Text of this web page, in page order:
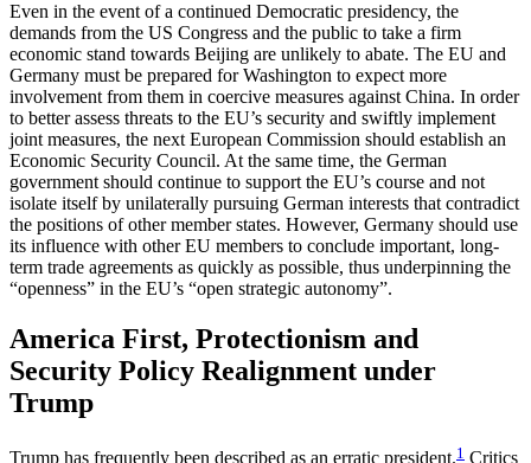
Even in the event of a continued Democratic presi­dency, the
demands from the US Congress and the public to take a firm
economic stand towards Beijing are unlikely to abate. The EU and
Germany must be prepared for Washington to expect more
involvement from them in coercive measures against China. In order
to better assess threats to the EU’s security and swiftly implement
joint measures, the next European Commission should establish an
Economic Security Council. At the same time, the German
government should continue to support the EU’s course and not
isolate itself by unilaterally pursuing German inter­ests that contradict
the positions of other member states. However, Germany should use
its influence with other EU members to conclude important, long-
term trade agreements as quickly as possible, thus underpinning the
“openness” in the EU’s “open stra­tegic autonomy”.
America First, Protectionism and
Security Policy Realign­ment under
Trump
Trump has frequently been described as an erratic president.1 Critics